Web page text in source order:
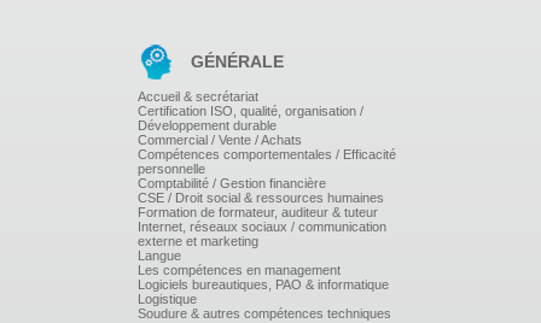
GÉNÉRALE
Accueil & secrétariat
Certification ISO, qualité, organisation /
Développement durable
Commercial / Vente / Achats
Compétences comportementales / Efficacité
personnelle
Comptabilité / Gestion financière
CSE / Droit social & ressources humaines
Formation de formateur, auditeur & tuteur
Internet, réseaux sociaux / communication
externe et marketing
Langue
Les compétences en management
Logiciels bureautiques, PAO & informatique
Logistique
Soudure & autres compétences techniques